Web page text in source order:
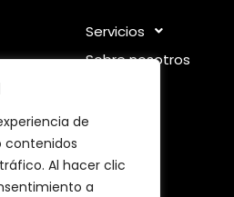
de
contenidos
Al hacer clic
a
Servicios
Sobre nosotros
Infórmate